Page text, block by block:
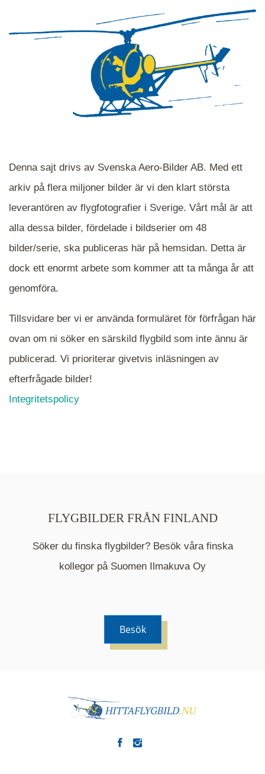
När du ser blåa, röda eller gröna mappar är det
en serie i varje. Dra i kartan för att komma
närmare det område Du söker och klicka på
mappen.
Mappen är en medelpunkt över fotat område och
kommer nu visa de fastigheter som finns just här.
Denna sajt drivs av Svenska Aero-Bilder AB. Med ett
arkiv på flera miljoner bilder är vi den klart största
leverantören av flygfotografier i Sverige. Vårt mål är att
alla dessa bilder, fördelade i bildserier om 48
bilder/serie, ska publiceras här på hemsidan. Detta är
dock ett enormt arbete som kommer att ta många år att
genomföra.
Tillsvidare ber vi er använda formuläret för förfrågan här
ovan om ni söker en särskild flygbild som inte ännu är
publicerad. Vi prioriterar givetvis inläsningen av
efterfrågade bilder!
Integritetspolicy
FLYGBILDER FRÅN FINLAND
Söker du finska flygbilder? Besök våra finska
kollegor på Suomen Ilmakuva Oy
Besök